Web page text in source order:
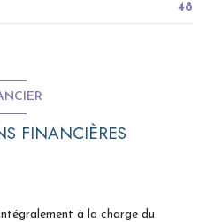
48
FINANCIÈRES
à la charge du